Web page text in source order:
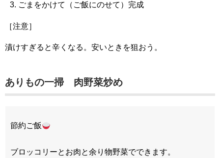
ごまをかけて（ご飯にのせて）完成
［注意］
漬けすぎると辛くなる。安いときを狙おう。
ありもの一掃 肉野菜炒め
節約ご飯
ブロッコリーとお肉と余り物野菜でできます。